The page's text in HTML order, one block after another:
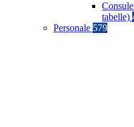
tabelle)
Personale 579